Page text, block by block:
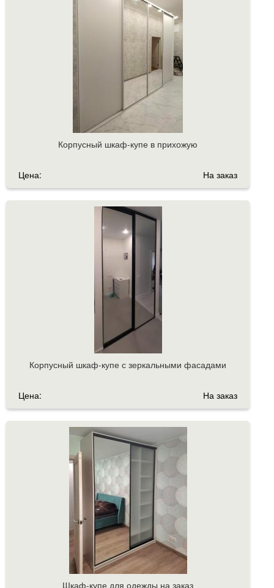
Корпусный шкаф-купе в прихожую
Цена: На заказ
Корпусный шкаф-купе с зеркальными фасадами
Цена: На заказ
Шкаф-купе для одежды на заказ